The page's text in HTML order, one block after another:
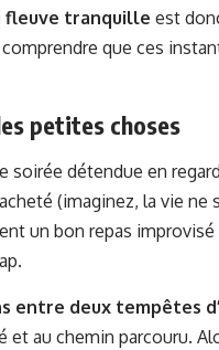
fleuve tranquille est
que ces
petites choses
détendue en
(imaginez, la vie ne
un bon repas
entre deux tempêtes
au chemin parcouru.